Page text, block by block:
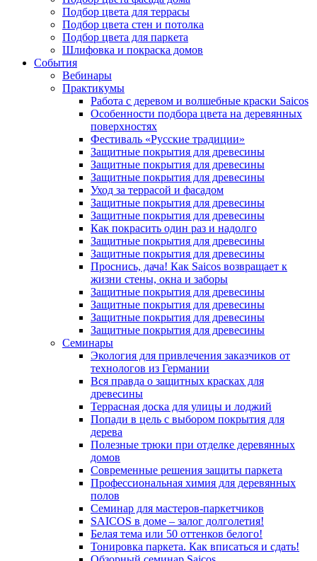
Подбор цвета для террасы
Подбор цвета стен и потолка
Подбор цвета для паркета
Шлифовка и покраска домов
События
Вебинары
Практикумы
Работа с деревом и волшебные краски Saicos
Особенности подбора цвета на деревянных
поверхностях
Фестиваль «Русские традиции»
Защитные покрытия для древесины
Защитные покрытия для древесины
Защитные покрытия для древесины
Уход за террасой и фасадом
Защитные покрытия для древесины
Защитные покрытия для древесины
Как покрасить один раз и надолго
Защитные покрытия для древесины
Защитные покрытия для древесины
Проснись, дача! Как Saicos возвращает к
жизни стены, окна и заборы
Защитные покрытия для древесины
Защитные покрытия для древесины
Защитные покрытия для древесины
Защитные покрытия для древесины
Семинары
Экология для привлечения заказчиков от
технологов из Германии
Вся правда о защитных красках для
древесины
Террасная доска для улицы и лоджий
Попади в цель с выбором покрытия для
дерева
Полезные трюки при отделке деревянных
домов
Современные решения защиты паркета
Профессиональная химия для деревянных
полов
Семинар для мастеров-паркетчиков
SAICOS в доме – залог долголетия!
Белая тема или 50 оттенков белого!
Тонировка паркета. Как вписаться и сдать!